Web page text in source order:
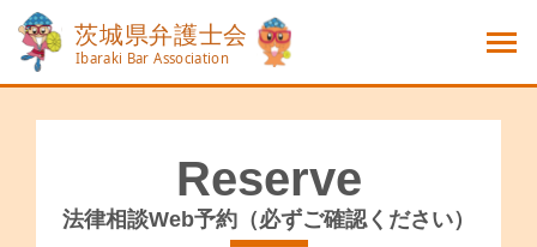
Reserve
法律相談Web予約（必ずご確認ください）